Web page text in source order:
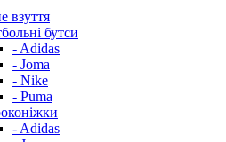
взуття
бутси
- Adidas
- Joma
- Nike
- Puma
- Adidas